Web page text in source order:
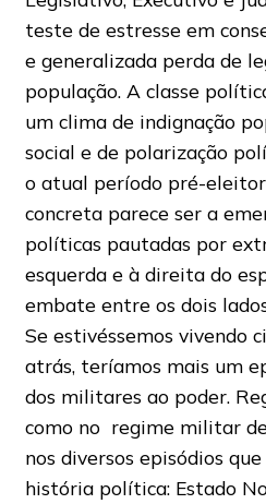
teste de estresse em
e generalizada perda de
população. A classe
um clima de indignação
social e de polarização
o atual período pré-
concreta parece ser a
políticas pautadas por
esquerda e à direita do
embate entre os dois
Se estivéssemos vivendo
atrás, teríamos mais um
dos militares ao poder.
como no regime militar
nos diversos episódios
história política: Estado